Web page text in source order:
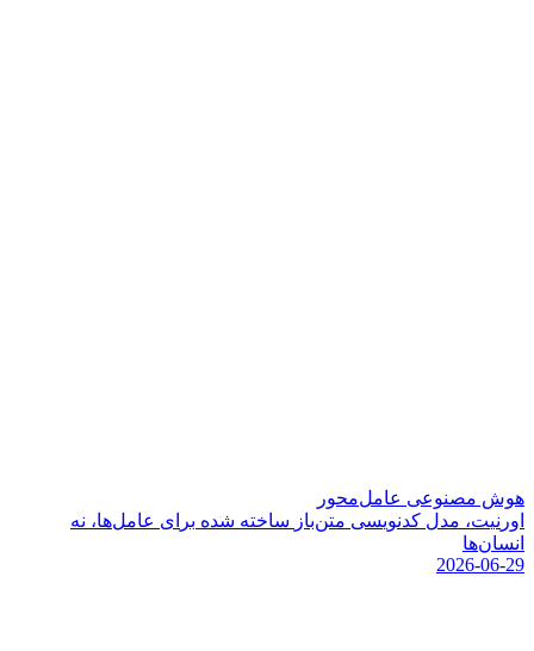
هوش مصنوعی عامل‌محور
ور نیت، مدل کدنویسی متنباز ساخته شده بر ی عاملها، نه
نسانها
2026-06-29